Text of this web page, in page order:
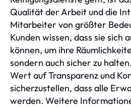
Qualität der Arbeit und die
Mitarbeiter von größter
Kunden wissen, dass sie sich
können, um ihre
sondern auch sicher zu
Wert auf Transparenz und
sicherzustellen, dass alle
werden. Weitere